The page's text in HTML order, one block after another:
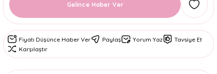
Gelince Haber Ver
Fiyatı Düşünce Haber Ver Paylaş Yorum Yaz
Tavsiye Et
Karşılaştır